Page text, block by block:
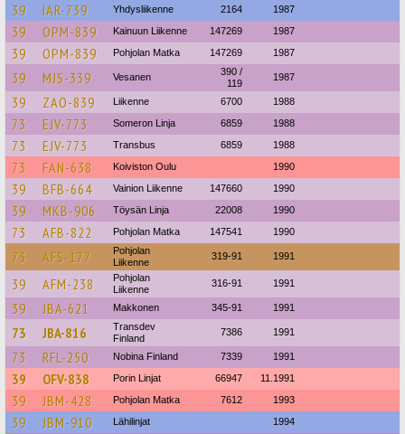
39 IAR-739 Yhdysliikenne 2164 1987
39 OPM-839 Kainuun Liikenne 147269 1987
39 OPM-839 Pohjolan Matka 147269 1987
39 MJS-339 Vesanen
390 /
119
1987
39 ZAO-839 Liikenne 6700 1988
73 EJV-773 Someron Linja 6859 1988
73 EJV-773 Transbus 6859 1988
73 FAN-638 Koiviston Oulu 1990
39 BFB-664 Vainion Liikenne 147660 1990
39 MKB-906 Töysän Linja 22008 1990
73 AFB-822 Pohjolan Matka 147541 1990
73 AFS-177
Pohjolan
Liikenne
319-91 1991
39 AFM-238
Pohjolan
Liikenne
316-91 1991
39 JBA-621 Makkonen 345-91 1991
73 JBA-816
Transdev
Finland
7386 1991
73 RFL-250 Nobina Finland 7339 1991
39 OFV-838 Porin Linjat 66947 11.1991
39 JBM-428 Pohjolan Matka 7612 1993
39 JBM-910 Lähilinjat 1994